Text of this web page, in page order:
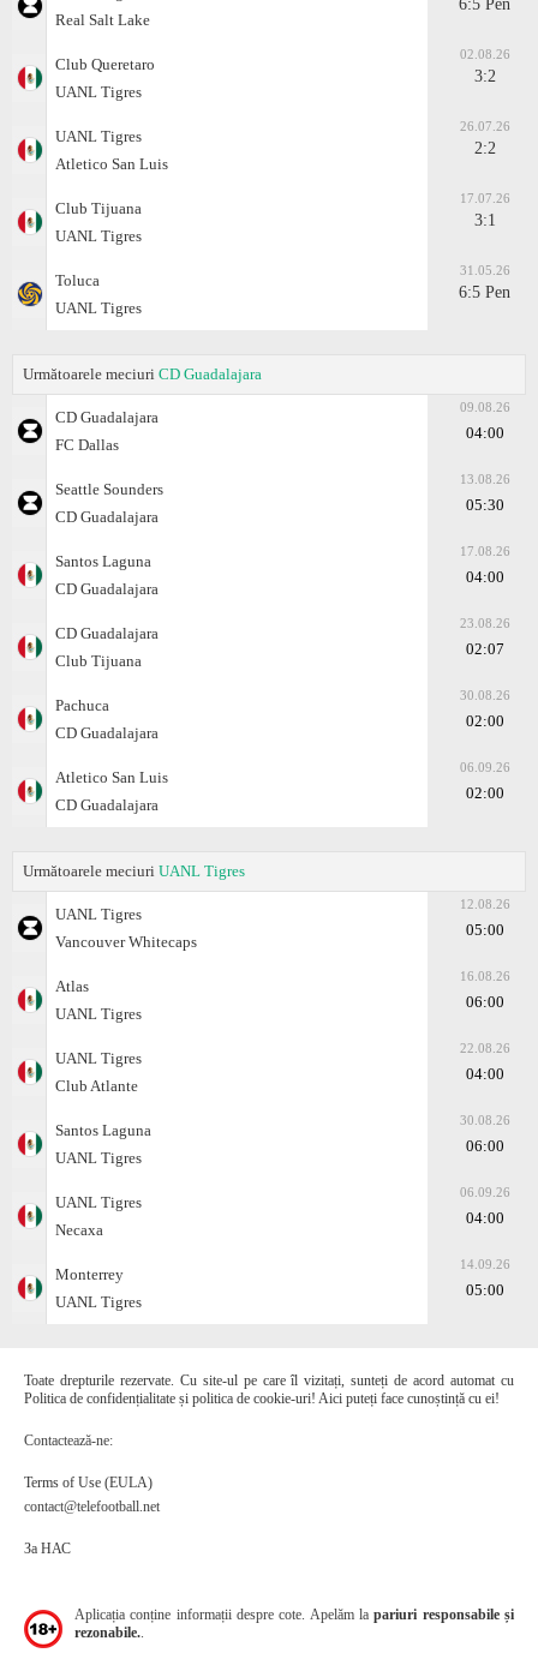
Real Salt Lake
6:5 Pen
Club Queretaro
UANL Tigres
02.08.26
3:2
UANL Tigres
Atlеtico San Luis
26.07.26
2:2
Club Tijuana
UANL Tigres
17.07.26
3:1
Toluca
UANL Tigres
31.05.26
6:5 Pen
Următoarele meciuri CD Guadalajara
CD Guadalajara
FC Dallas
09.08.26
04:00
Seattle Sounders
CD Guadalajara
13.08.26
05:30
Santos Laguna
CD Guadalajara
17.08.26
04:00
CD Guadalajara
Club Tijuana
23.08.26
02:07
Pachuca
CD Guadalajara
30.08.26
02:00
Atlеtico San Luis
CD Guadalajara
06.09.26
02:00
Următoarele meciuri UANL Tigres
UANL Tigres
Vancouver Whitecaps
12.08.26
05:00
Atlas
UANL Tigres
16.08.26
06:00
UANL Tigres
Club Atlante
22.08.26
04:00
Santos Laguna
UANL Tigres
30.08.26
06:00
UANL Tigres
Necaxa
06.09.26
04:00
Monterrey
UANL Tigres
14.09.26
05:00
Toate drepturile rezervate. Cu site-ul pe care îl vizitați, sunteți de acord automat cu
Politica de confidențialitate și politica de cookie-uri! Aici puteți face cunoștință cu ei!
Contactează-ne:
Terms of Use (EULA)
contact@telefootball.net
За НАС
Aplicația conține informații despre cote. Apelăm lapariuri responsabile și
rezonabile.